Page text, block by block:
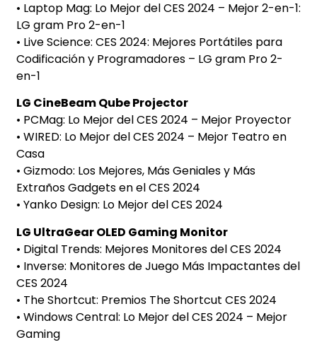
• Laptop Mag: Lo Mejor del CES 2024 – Mejor 2-en-1:
LG gram Pro 2-en-1
• Live Science: CES 2024: Mejores Portátiles para
Codificación y Programadores – LG gram Pro 2-
en-1
LG CineBeam Qube Projector
• PCMag: Lo Mejor del CES 2024 – Mejor Proyector
• WIRED: Lo Mejor del CES 2024 – Mejor Teatro en
Casa
• Gizmodo: Los Mejores, Más Geniales y Más
Extraños Gadgets en el CES 2024
• Yanko Design: Lo Mejor del CES 2024
LG UltraGear OLED Gaming Monitor
• Digital Trends: Mejores Monitores del CES 2024
• Inverse: Monitores de Juego Más Impactantes del
CES 2024
• The Shortcut: Premios The Shortcut CES 2024
• Windows Central: Lo Mejor del CES 2024 – Mejor
Gaming